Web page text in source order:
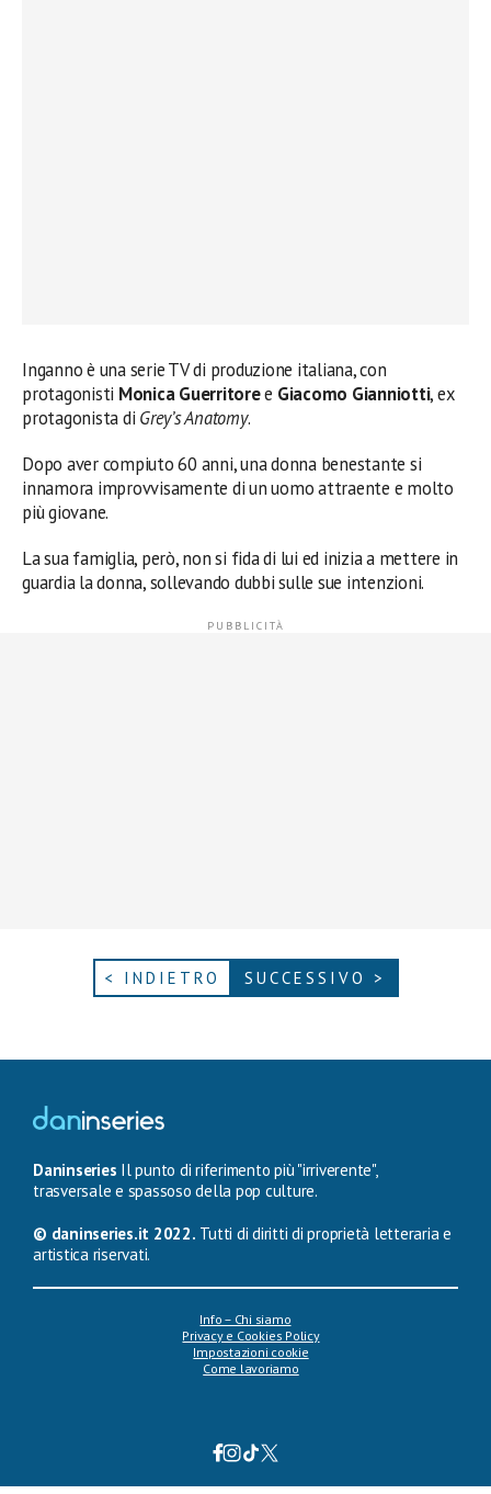
Inganno è una serie TV di produzione italiana, con
protagonisti Monica Guerritoree Giacomo Gianniotti, ex
protagonista di Grey’s Anatomy.
Dopo aver compiuto 60 anni, una donna benestante si
innamora improvvisamente di un uomo attraente e molto
più giovane.
La sua famiglia, però, non si fida di lui ed inizia a mettere in
guardia la donna, sollevando dubbi sulle sue intenzioni.
< INDIETRO SUCCESSIVO >
Daninseries Il punto di riferimento più "irriverente",
trasversale e spassoso della pop culture.
© daninseries.it 2022. Tutti di diritti di proprietà letteraria e
artistica riservati.
Info – Chi siamo
Privacy e Cookies Policy
Impostazioni cookie
Come lavoriamo